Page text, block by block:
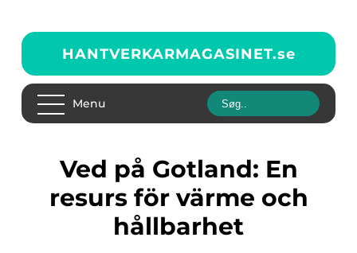
HANTVERKARMAGASINET.se
Menu
Ved på Gotland: En
resurs för värme och
hållbarhet